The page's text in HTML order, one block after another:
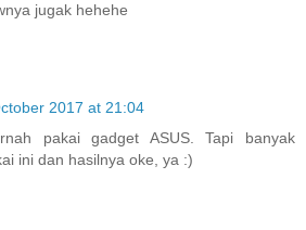
jugak hehehe
2017 at 21:04
pakai gadget ASUS. Tapi banyak
ini dan hasilnya oke, ya :)